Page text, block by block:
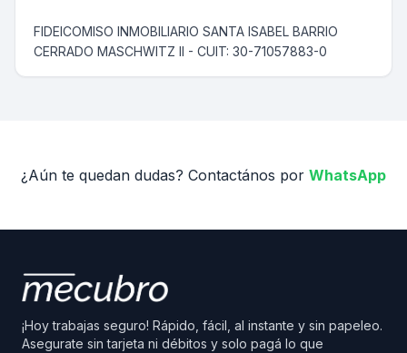
FIDEICOMISO INMOBILIARIO SANTA ISABEL BARRIO
CERRADO MASCHWITZ II - CUIT: 30-71057883-0
¿Aún te quedan dudas? Contactános por WhatsApp
¡Hoy trabajas seguro! Rápido, fácil, al instante y sin papeleo.
Asegurate sin tarjeta ni débitos y solo pagá lo que